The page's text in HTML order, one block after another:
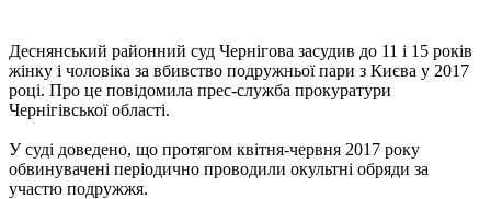
Деснянський районний суд Чернігова засудив до 11 і 15 років
жінку і чоловіка за вбивство подружньої пари з Києва у 2017
році. Про це повідомила прес-служба прокуратури
Чернігівської області.
У суді доведено, що протягом квітня-червня 2017 року
обвинувачені періодично проводили окультні обряди за
участю подружжя.